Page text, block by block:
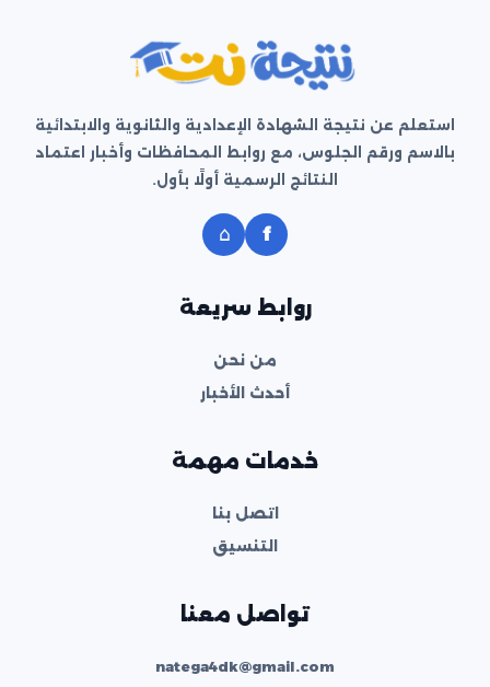
استعلم عن نتيجة الشهادة الإعدادية والثانوية والابتدائية
بالاسم ورقم الجلوس، مع روابط المحافظات وأخبار اعتماد
النتائج الرسمية أولًا بأول.
f
⌂
روابط سريعة
من نحن
أحدث الأخبار
خدمات مهمة
اتصل بنا
التنسيق
تواصل معنا
natega4dk@gmail.com